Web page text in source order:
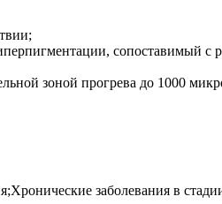
сопоставимый с
зоной прогрева до 1000
заболевания в